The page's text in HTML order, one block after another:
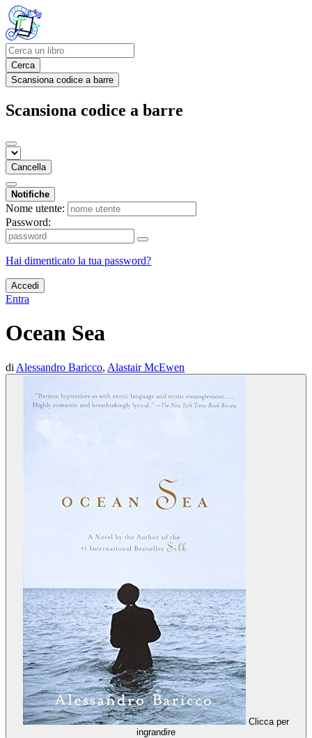
Cerca
Scansiona codice a barre
Scansiona codice a barre
Cancella
Notifiche
Nome utente:
Password:
Hai dimenticato la tua password?
Accedi
Entra
Ocean Sea
di Alessandro Baricco, Alastair McEwen
Clicca per
ingrandire